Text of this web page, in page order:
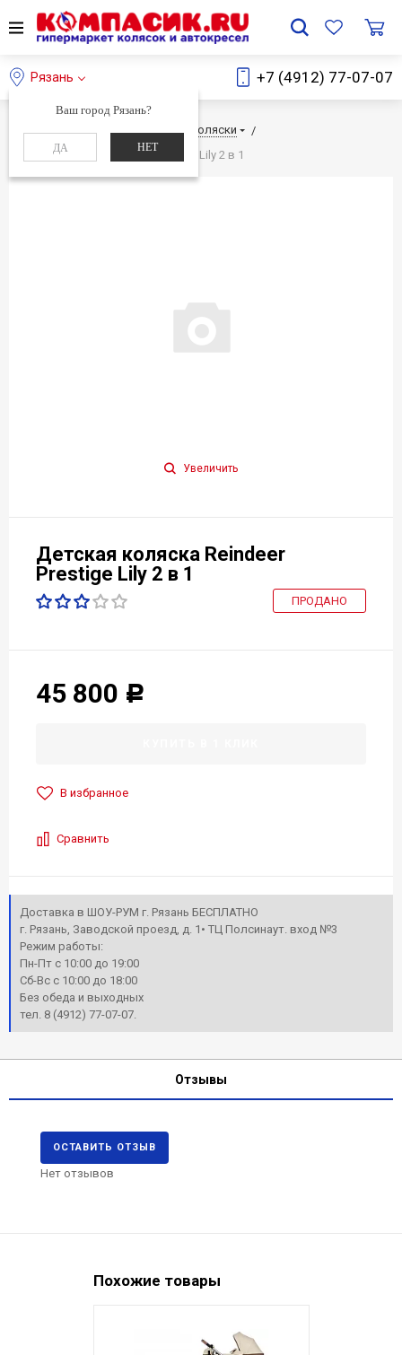
Рязань
Ваш город Рязань?
ДА НЕТ
+7 (4912) 77-07-07
Главная Каталог
Детские коляски
Детская коляска Reindeer Prestige Lily 2 в 1
Увеличить
Детская коляска Reindeer
Prestige Lily 2 в 1
ПРОДАНО
45 800 Р
В избранное
Сравнить
Доставка в ШОУ-РУМ г. Рязань БЕСПЛАТНО
г. Рязань, Заводской проезд, д. 1• ТЦ Полсинаут. вход №3
Режим работы:
Пн-Пт с 10:00 до 19:00
Сб-Вс с 10:00 до 18:00
Без обеда и выходных
тел. 8 (4912) 77-07-07.
Отзывы
ОСТАВИТЬ ОТЗЫВ
Нет отзывов
Похожие товары